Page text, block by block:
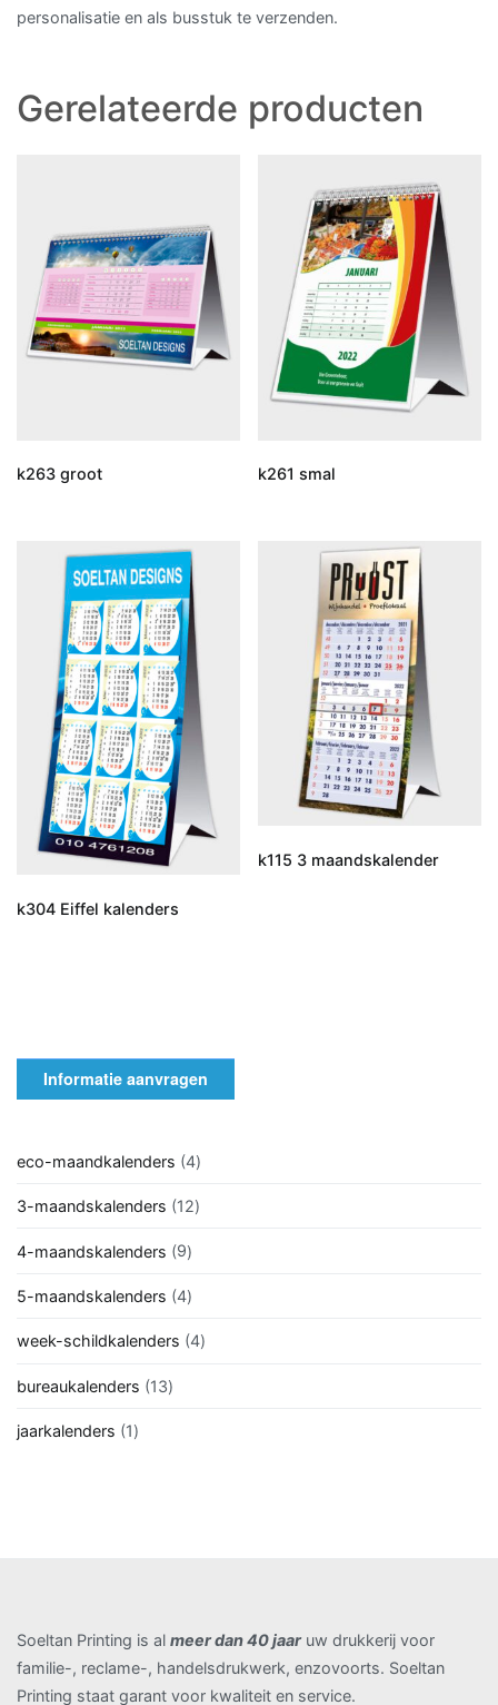
personalisatie en als busstuk te verzenden.
Gerelateerde producten
k263 groot k261 smal
k304 Eiffel kalenders
k115 3 maandskalender
Informatie aanvragen
eco-maandkalenders 44
3-maandskalenders
1212
4-maandskalenders
99
5-maandskalenders 44
week-schildkalenders 44
bureaukalenders
1313
jaarkalenders
11
Soeltan Printing is al meer dan 40 jaaruw drukkerij voor
familie-, reclame-, handelsdrukwerk, enzovoorts. Soeltan
Printing staat garant voor kwaliteit en service.